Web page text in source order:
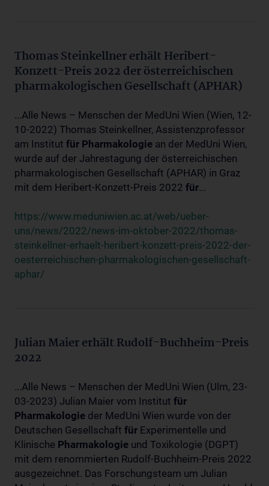
Thomas Steinkellner erhält Heribert-
Konzett-Preis 2022 der österreichischen
pharmakologischen Gesellschaft (APHAR)
...Alle News – Menschen der MedUni Wien (Wien, 12-
10-2022) Thomas Steinkellner, Assistenzprofessor
am Institut für Pharmakologie an der MedUni Wien,
wurde auf der Jahrestagung der österreichischen
pharmakologischen Gesellschaft (APHAR) in Graz
mit dem Heribert-Konzett-Preis 2022 für...
https://www.meduniwien.ac.at/web/ueber-
uns/news/2022/news-im-oktober-2022/thomas-
steinkellner-erhaelt-heribert-konzett-preis-2022-der-
oesterreichischen-pharmakologischen-gesellschaft-
aphar/
Julian Maier erhält Rudolf-Buchheim-Preis
2022
...Alle News – Menschen der MedUni Wien (Ulm, 23-
03-2023) Julian Maier vom Institut für
Pharmakologie der MedUni Wien wurde von der
Deutschen Gesellschaft für Experimentelle und
Klinische Pharmakologie und Toxikologie (DGPT)
mit dem renommierten Rudolf-Buchheim-Preis 2022
ausgezeichnet. Das Forschungsteam um Julian